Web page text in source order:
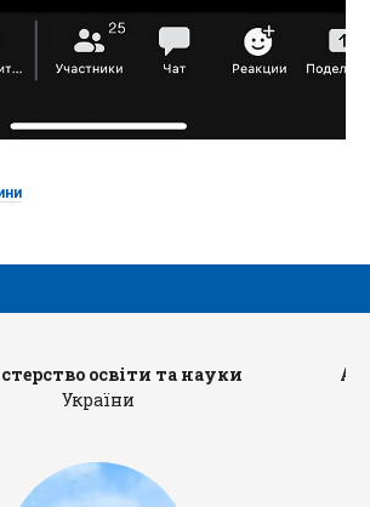
освіти та науки
України